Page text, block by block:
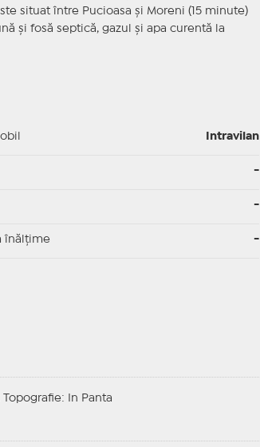
situat între Pucioasa și Moreni (15 minute)
și fosă septică, gazul și apa curentă la
Intravilan
-
-
înălțime -
Topografie: In Panta